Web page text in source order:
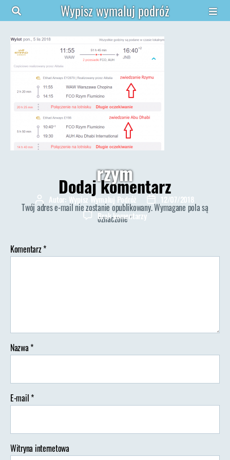
Wypisz wymaluj podróż
rzym
Autor
wpisu
Autor: Wypisz Wymaluj Podróż
Data
wpisu
12/07/2018
Brak komentarzydo
Dodaj komentarz
Twój adres e-mail nie zostanie opublikowany.Wymagane pola są
oznaczone*
Komentarz*
Nazwa*
E-mail*
Witryna internetowa